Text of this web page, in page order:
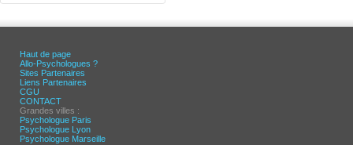
Haut de page
Allo-Psychologues ?
Sites Partenaires
Liens Partenaires
CGU
CONTACT
Grandes villes :
Psychologue Paris
Psychologue Lyon
Psychologue Marseille